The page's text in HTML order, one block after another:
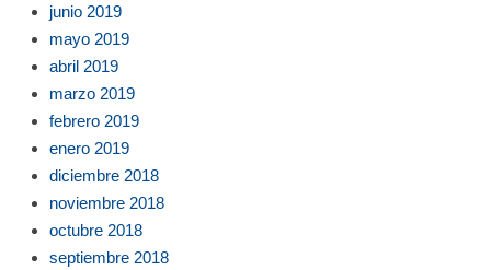
junio 2019
mayo 2019
abril 2019
marzo 2019
febrero 2019
enero 2019
diciembre 2018
noviembre 2018
octubre 2018
septiembre 2018